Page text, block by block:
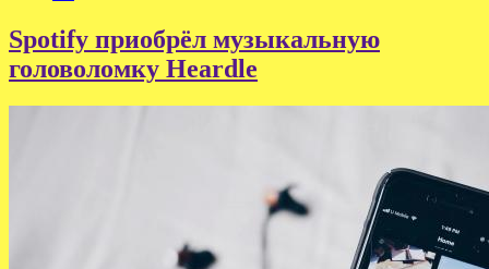
Spotify приобрёл музыкальную
головоломку Heardle